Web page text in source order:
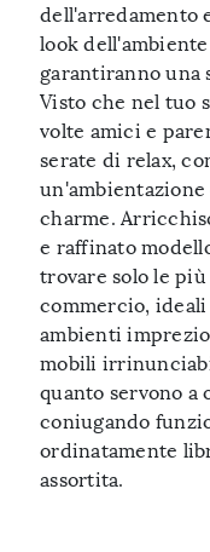
dell'arredamento
look
garantiranno una
Visto che nel tuo
volte amici e
serate di relax,
charme.
e raffinato
trovare solo le
commercio,
ambienti
mobili
quanto servono a
coniugando
ordinatamente
assortita.